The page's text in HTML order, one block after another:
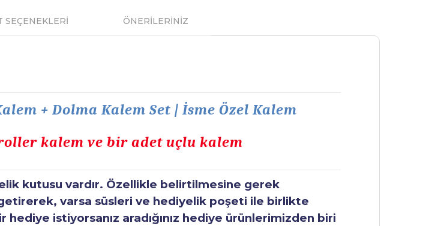
SEÇENEKLERİ ÖNERİLERİNİZ
+ Dolma Kalem Set | İsme Özel Kalem
kalem ve bir adet uçlu kalem
kutusu vardır. Özellikle belirtilmesine gerek
varsa süsleri ve hediyelik poşeti ile birlikte
istiyorsanız aradığınız hediye ürünlerimizden biri